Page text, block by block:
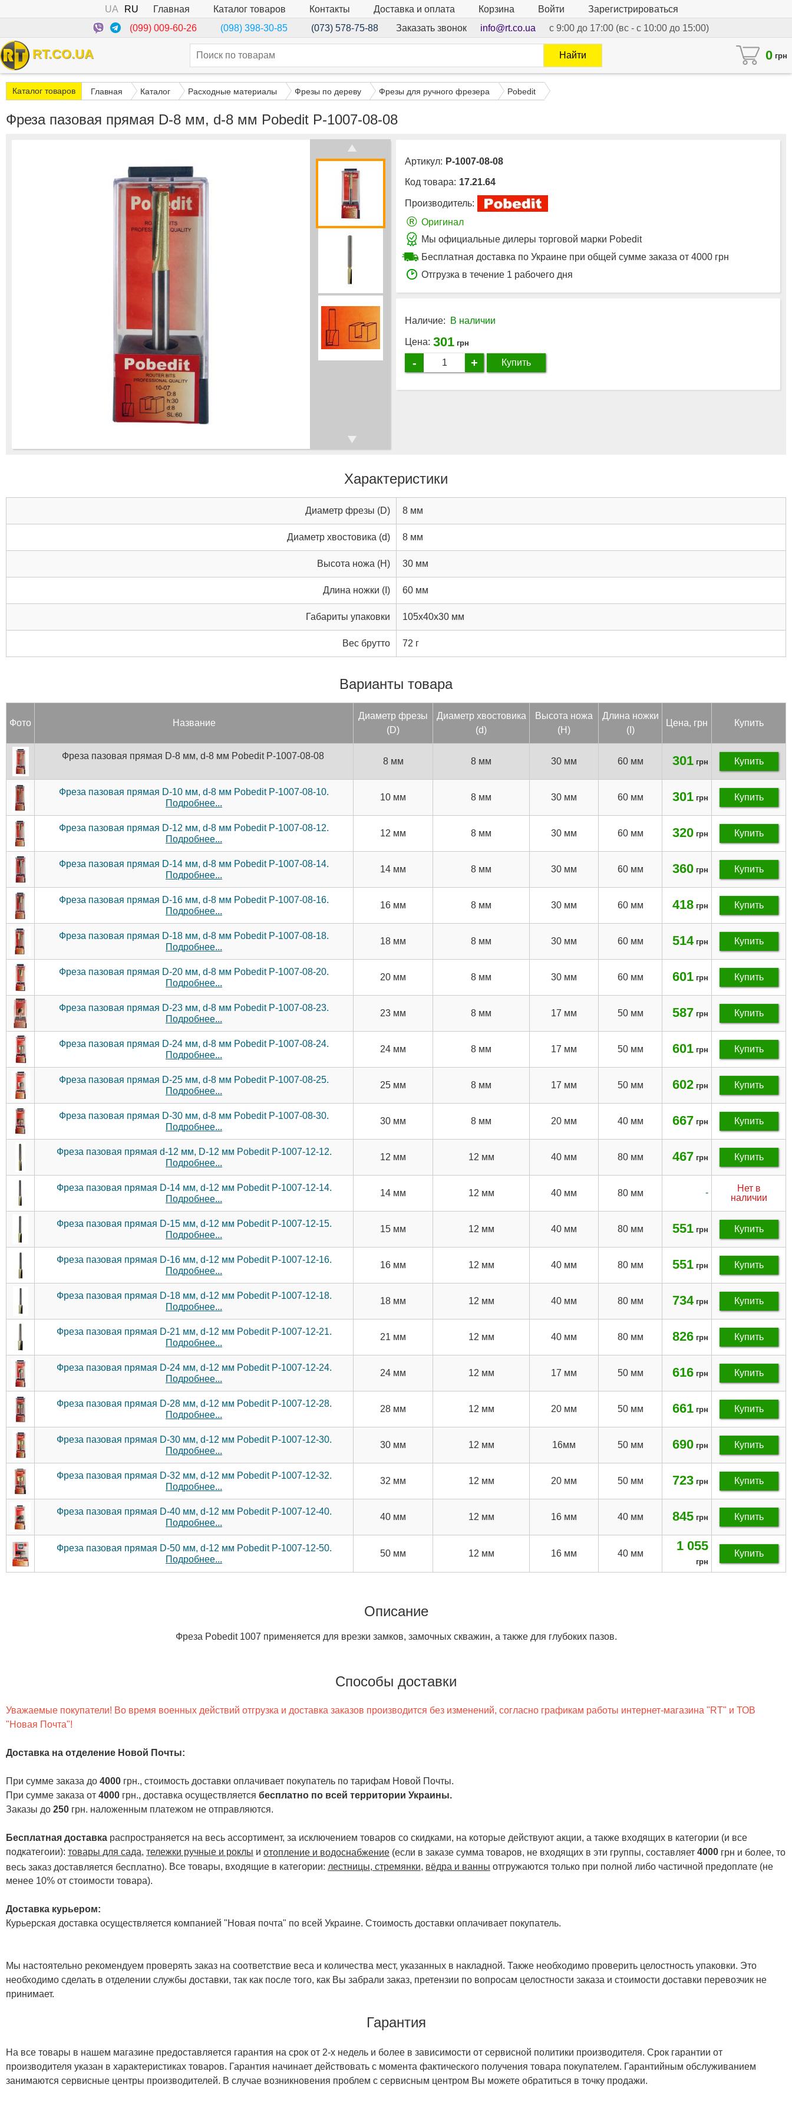
UA RU Главная Каталог товаров Контакты Доставка и оплата Корзина Войти
Зарегистрироваться
(099) 009-60-26
(098) 398-30-85 (073) 578-75-88 Заказать звонок info@rt.co.ua с 9:00 до 17:00 (вс - с 10:00 до 15:00)
RT.CO.UA 0 грн
Найти
Каталог товаров Главная Каталог Расходные материалы Фрезы по дереву Фрезы для ручного фрезера Pobedit
Фреза пазовая прямая D-8 мм, d-8 мм Pobedit P-1007-08-08
Артикул: P-1007-08-08
Код товара: 17.21.64
Производитель:
® Оригинал
Мы официальные дилеры торговой марки Pobedit
Бесплатная доставка по Украине при общей сумме заказа от 4000 грн
Отгрузка в течение 1 рабочего дня
Наличие: В наличии
Цена: 301 грн
- + Купить
Характеристики
Диаметр фрезы (D) 8 мм
Диаметр хвостовика (d) 8 мм
Высота ножа (H) 30 мм
Длина ножки (I) 60 мм
Габариты упаковки 105x40x30 мм
Вес брутто 72 г
Варианты товара
Фото Название
Ди­аметр фре­зы
(D)
Ди­аметр хвос­то­вика
(d)
Вы­сота но­жа
(H)
Дли­на нож­ки
(I)
Цена, грн Купить
Фреза пазовая прямая D-8 мм, d-8 мм Pobedit P-1007-08-08
8 мм 8 мм 30 мм 60 мм 301 грн Купить
Фреза пазовая прямая D-10 мм, d-8 мм Pobedit P-1007-08-10.
Подробнее...
10 мм 8 мм 30 мм 60 мм 301 грн Купить
Фреза пазовая прямая D-12 мм, d-8 мм Pobedit P-1007-08-12.
Подробнее...
12 мм 8 мм 30 мм 60 мм 320 грн Купить
Фреза пазовая прямая D-14 мм, d-8 мм Pobedit P-1007-08-14.
Подробнее...
14 мм 8 мм 30 мм 60 мм 360 грн Купить
Фреза пазовая прямая D-16 мм, d-8 мм Pobedit P-1007-08-16.
Подробнее...
16 мм 8 мм 30 мм 60 мм 418 грн Купить
Фреза пазовая прямая D-18 мм, d-8 мм Pobedit P-1007-08-18.
Подробнее...
18 мм 8 мм 30 мм 60 мм 514 грн Купить
Фреза пазовая прямая D-20 мм, d-8 мм Pobedit P-1007-08-20.
Подробнее...
20 мм 8 мм 30 мм 60 мм 601 грн Купить
Фреза пазовая прямая D-23 мм, d-8 мм Pobedit P-1007-08-23.
Подробнее...
23 мм 8 мм 17 мм 50 мм 587 грн Купить
Фреза пазовая прямая D-24 мм, d-8 мм Pobedit P-1007-08-24.
Подробнее...
24 мм 8 мм 17 мм 50 мм 601 грн Купить
Фреза пазовая прямая D-25 мм, d-8 мм Pobedit P-1007-08-25.
Подробнее...
25 мм 8 мм 17 мм 50 мм 602 грн Купить
Фреза пазовая прямая D-30 мм, d-8 мм Pobedit P-1007-08-30.
Подробнее...
30 мм 8 мм 20 мм 40 мм 667 грн Купить
Фреза пазовая прямая d-12 мм, D-12 мм Pobedit P-1007-12-12.
Подробнее...
12 мм 12 мм 40 мм 80 мм 467 грн Купить
Фреза пазовая прямая D-14 мм, d-12 мм Pobedit P-1007-12-14.
Подробнее...
14 мм 12 мм 40 мм 80 мм -
Нет в
наличии
Фреза пазовая прямая D-15 мм, d-12 мм Pobedit P-1007-12-15.
Подробнее...
15 мм 12 мм 40 мм 80 мм 551 грн Купить
Фреза пазовая прямая D-16 мм, d-12 мм Pobedit P-1007-12-16.
Подробнее...
16 мм 12 мм 40 мм 80 мм 551 грн Купить
Фреза пазовая прямая D-18 мм, d-12 мм Pobedit P-1007-12-18.
Подробнее...
18 мм 12 мм 40 мм 80 мм 734 грн Купить
Фреза пазовая прямая D-21 мм, d-12 мм Pobedit P-1007-12-21.
Подробнее...
21 мм 12 мм 40 мм 80 мм 826 грн Купить
Фреза пазовая прямая D-24 мм, d-12 мм Pobedit P-1007-12-24.
Подробнее...
24 мм 12 мм 17 мм 50 мм 616 грн Купить
Фреза пазовая прямая D-28 мм, d-12 мм Pobedit P-1007-12-28.
Подробнее...
28 мм 12 мм 20 мм 50 мм 661 грн Купить
Фреза пазовая прямая D-30 мм, d-12 мм Pobedit P-1007-12-30.
Подробнее...
30 мм 12 мм 16мм 50 мм 690 грн Купить
Фреза пазовая прямая D-32 мм, d-12 мм Pobedit P-1007-12-32.
Подробнее...
32 мм 12 мм 20 мм 50 мм 723 грн Купить
Фреза пазовая прямая D-40 мм, d-12 мм Pobedit P-1007-12-40.
Подробнее...
40 мм 12 мм 16 мм 40 мм 845 грн Купить
Фреза пазовая прямая D-50 мм, d-12 мм Pobedit P-1007-12-50.
Подробнее...
50 мм 12 мм 16 мм 40 мм
1 055
грн
Купить
Описание
Фреза Pobedit 1007 применяется для врезки замков, замочных скважин, а также для глубоких пазов.
Способы доставки
Уважаемые покупатели! Во время военных действий отгрузка и доставка заказов производится без изменений, согласно графикам работы интернет-магазина "RT" и ТОВ
"Новая Почта"!
Доставка на отделение Новой Почты:
При сумме заказа до 4000 грн., стоимость доставки оплачивает покупатель по тарифам Новой Почты.
При сумме заказа от 4000 грн., доставка осуществляется бесплатно по всей территории Украины.
Заказы до 250 грн. наложенным платежом не отправляются.
Бесплатная доставка распространяется на весь ассортимент, за исключением товаров со скидками, на которые действуют акции, а также входящих в категории (и все
подкатегоии): товары для сада, тележки ручные и роклы и отопление и водоснабжение (если в заказе сумма товаров, не входящих в эти группы, составляет 4000 грн и более, то
весь заказ доставляется бесплатно). Все товары, входящие в категории: лестницы, стремянки, вёдра и ванны отгружаются только при полной либо частичной предоплате (не
менее 10% от стоимости товара).
Доставка курьером:
Курьерская доставка осуществляется компанией "Новая почта" по всей Украине. Стоимость доставки оплачивает покупатель.
Мы настоятельно рекомендуем проверять заказ на соответствие веса и количества мест, указанных в накладной. Также необходимо проверить целостность упаковки. Это
необходимо сделать в отделении службы доставки, так как после того, как Вы забрали заказ, претензии по вопросам целостности заказа и стоимости доставки перевозчик не
принимает.
Гарантия
На все товары в нашем магазине предоставляется гарантия на срок от 2-х недель и более в зависимости от сервисной политики производителя. Срок гарантии от
производителя указан в характеристиках товаров. Гарантия начинает действовать с момента фактического получения товара покупателем. Гарантийным обслуживанием
занимаются сервисные центры производителей. В случае возникновения проблем с сервисным центром Вы можете обратиться в точку продажи.